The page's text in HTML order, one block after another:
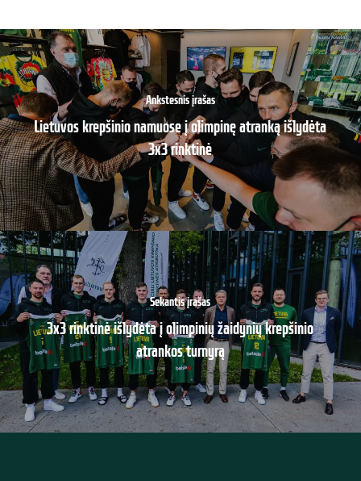
Ankstesnis įrašas
Lietuvos krepšinio namuose į olimpinę atranką išlydėta
3x3 rinktinė
Sekantis įrašas
3x3 rinktinė išlydėta į olimpinių žaidynių krepšinio
atrankos turnyrą